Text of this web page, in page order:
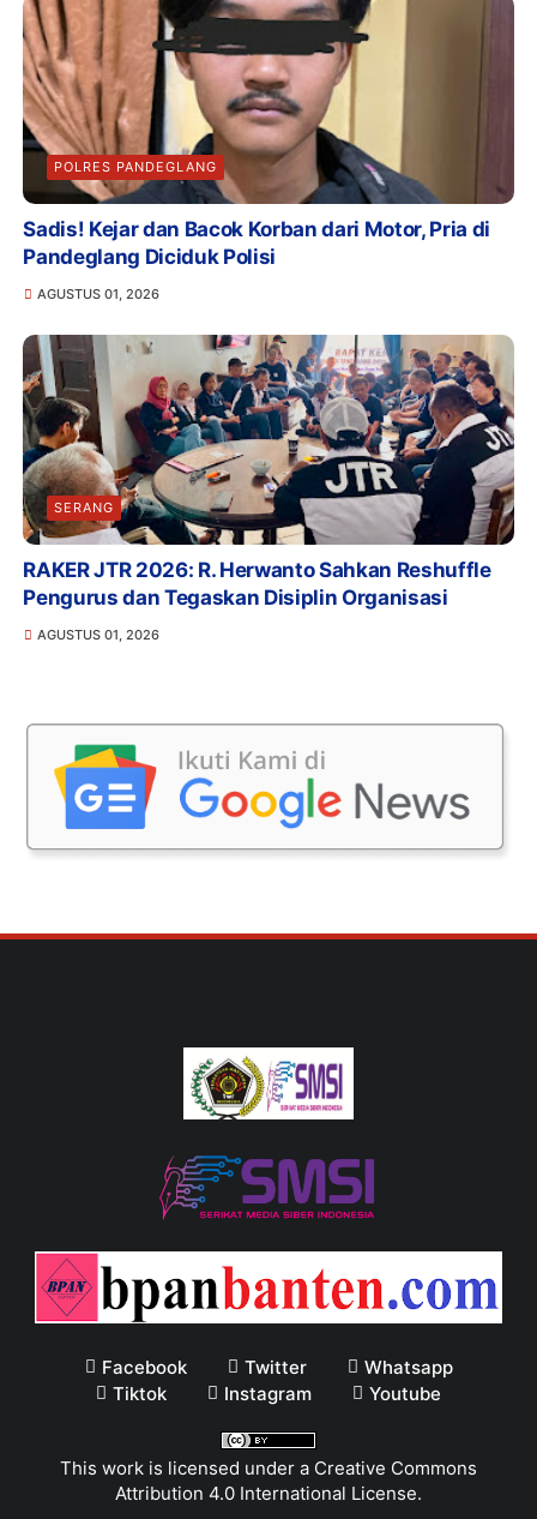
POLRES PANDEGLANG
Sadis! Kejar dan Bacok Korban dari Motor, Pria di
Pandeglang Diciduk Polisi
AGUSTUS 01, 2026
SERANG
RAKER JTR 2026: R. Herwanto Sahkan Reshuffle
Pengurus dan Tegaskan Disiplin Organisasi
AGUSTUS 01, 2026
Facebook Twitter
Whatsapp
Tiktok
Instagram Youtube
This work is licensed under a Creative Commons
Attribution 4.0 International License.